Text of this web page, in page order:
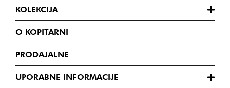
KOLEKCIJA
O KOPITARNI
PRODAJALNE
UPORABNE INFORMACIJE